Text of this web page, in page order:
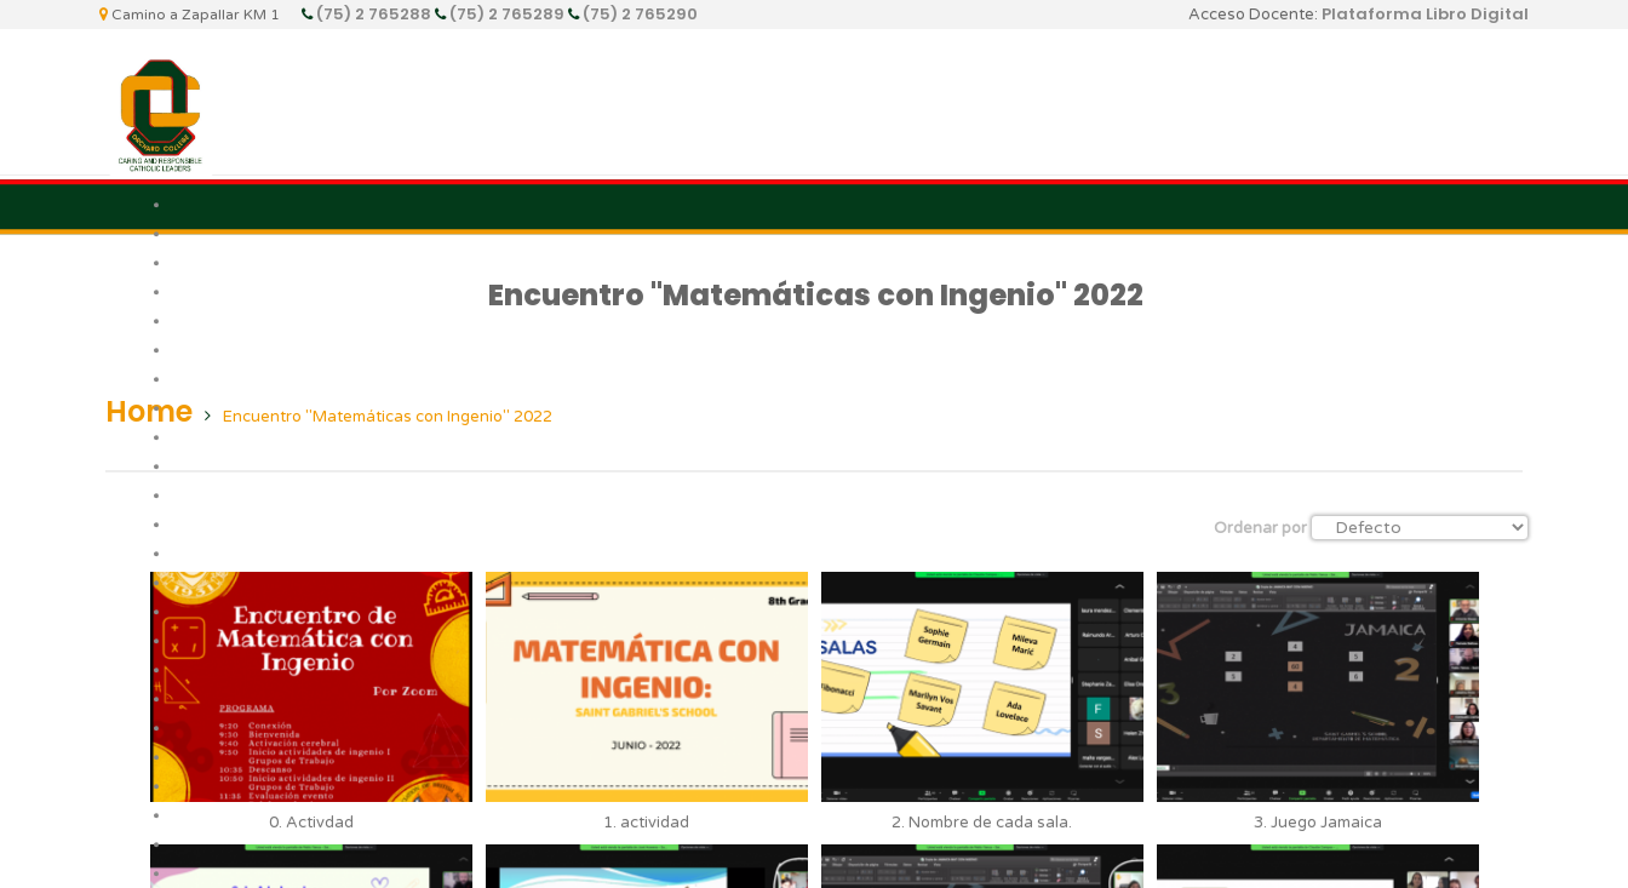
Camino a Zapallar KM 1 (75) 2 765288 (75) 2 765289 (75) 2 765290 Acceso Docente: Plataforma Libro Digital
Encuentro "Matemáticas con Ingenio" 2022
Home Encuentro "Matemáticas con Ingenio" 2022
Ordenar por
0. Activdad 1. actividad 2. Nombre de cada sala. 3. Juego Jamaica